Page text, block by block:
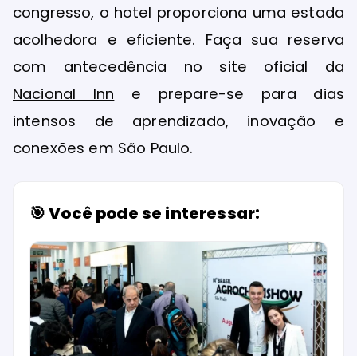
congresso, o hotel proporciona uma estada
acolhedora e eficiente. Faça sua reserva
com antecedência no site oficial da
Nacional Inn e prepare-se para dias
intensos de aprendizado, inovação e
conexões em São Paulo.
🎯 Você pode se interessar: